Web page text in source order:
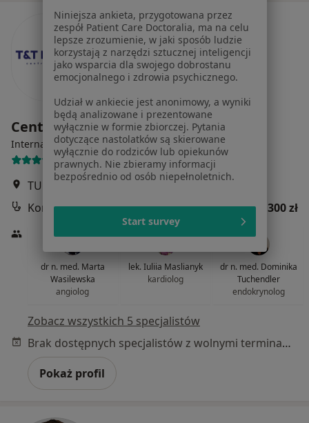
Centrum Medyczne T&T Medical
Interna, Chirurgia, Medycyna sądowa·Więcej
3686 opinii
TURNIEJOWA 7, Wrocław
Mapa
Konsultacja internistyczna
300 zł
dr n. med. Marta
Wasilewska
angiolog
lek. Iuliia Maslianyk
kardiolog
dr n. med. Dominika
Tuchendler
endokrynolog
Zobacz wszystkich 5 specjalistów
Brak dostępnych specjalistów z wolnymi terminami w tym centrum medycznym.
Pokaż profil
Niniejsza ankieta, przygotowana przez
zespół Patient Care Doctoralia, ma na celu
lepsze zrozumienie, w jaki sposób ludzie
korzystają z narzędzi sztucznej inteligencji
jako wsparcia dla swojego dobrostanu
emocjonalnego i zdrowia psychicznego.
Udział w ankiecie jest anonimowy, a wyniki
będą analizowane i prezentowane
wyłącznie w formie zbiorczej. Pytania
dotyczące nastolatków są skierowane
wyłącznie do rodziców lub opiekunów
prawnych. Nie zbieramy informacji
bezpośrednio od osób niepełnoletnich.
Start survey